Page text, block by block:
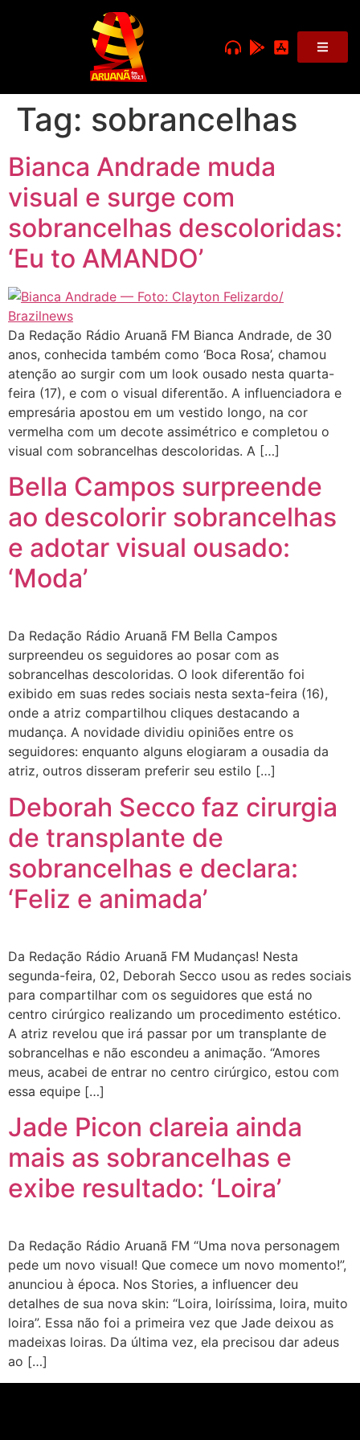
Tag: sobrancelhas
Bianca Andrade muda
visual e surge com
sobrancelhas descoloridas:
‘Eu to AMANDO’
Da Redação Rádio Aruanã FM Bianca Andrade, de 30
anos, conhecida também como ‘Boca Rosa’, chamou
atenção ao surgir com um look ousado nesta quarta-
feira (17), e com o visual diferentão. A influenciadora e
empresária apostou em um vestido longo, na cor
vermelha com um decote assimétrico e completou o
visual com sobrancelhas descoloridas. A […]
Bella Campos surpreende
ao descolorir sobrancelhas
e adotar visual ousado:
‘Moda’
Da Redação Rádio Aruanã FM Bella Campos
surpreendeu os seguidores ao posar com as
sobrancelhas descoloridas. O look diferentão foi
exibido em suas redes sociais nesta sexta-feira (16),
onde a atriz compartilhou cliques destacando a
mudança. A novidade dividiu opiniões entre os
seguidores: enquanto alguns elogiaram a ousadia da
atriz, outros disseram preferir seu estilo […]
Deborah Secco faz cirurgia
de transplante de
sobrancelhas e declara:
‘Feliz e animada’
Da Redação Rádio Aruanã FM Mudanças! Nesta
segunda-feira, 02, Deborah Secco usou as redes sociais
para compartilhar com os seguidores que está no
centro cirúrgico realizando um procedimento estético.
A atriz revelou que irá passar por um transplante de
sobrancelhas e não escondeu a animação. “Amores
meus, acabei de entrar no centro cirúrgico, estou com
essa equipe […]
Jade Picon clareia ainda
mais as sobrancelhas e
exibe resultado: ‘Loira’
Da Redação Rádio Aruanã FM “Uma nova personagem
pede um novo visual! Que comece um novo momento!”,
anunciou à época. Nos Stories, a influencer deu
detalhes de sua nova skin: “Loira, loiríssima, loira, muito
loira”. Essa não foi a primeira vez que Jade deixou as
madeixas loiras. Da última vez, ela precisou dar adeus
ao […]